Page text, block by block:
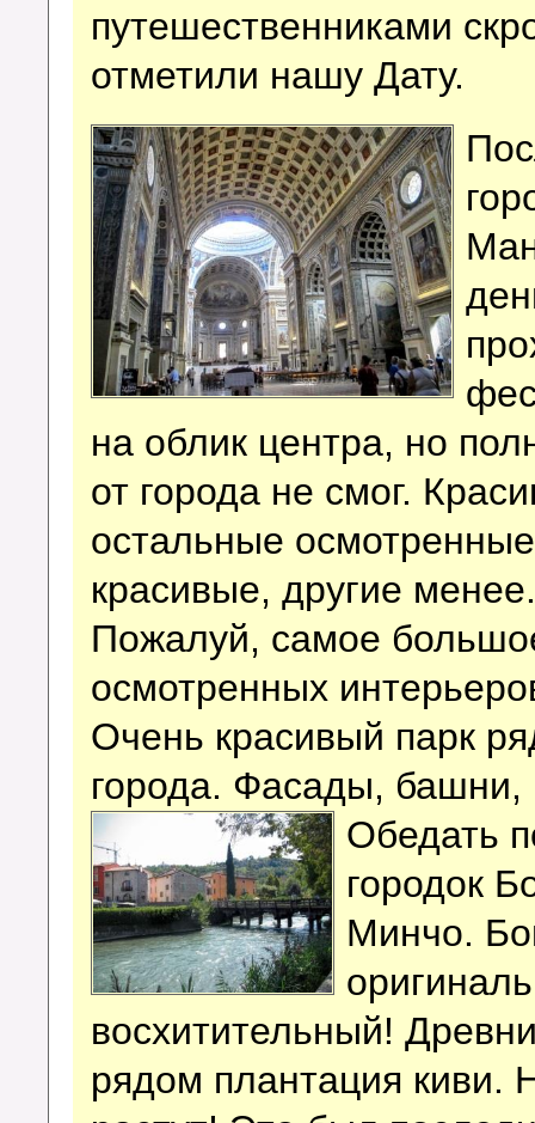
путешественниками
отметили нашу Дату.
на облик центра, но
от города не смог.
остальные
красивые, другие
Пожалуй, самое
осмотренных
Очень красивый парк
города. Фасады, башни,
Обедать
городок
Минчо.
восхитительный!
рядом плантация киви.